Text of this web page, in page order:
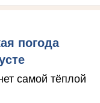
погода
самой тёплой